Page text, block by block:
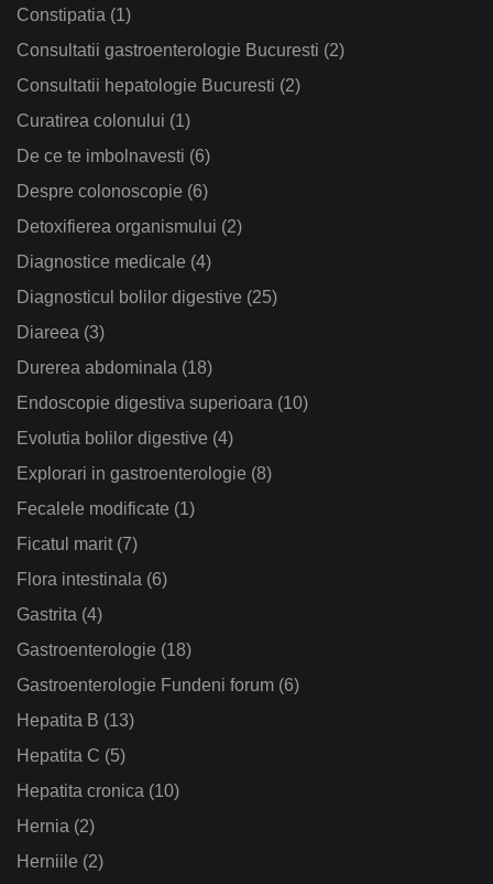
Constipatia (1)
Consultatii gastroenterologie Bucuresti (2)
Consultatii hepatologie Bucuresti (2)
Curatirea colonului (1)
De ce te imbolnavesti (6)
Despre colonoscopie (6)
Detoxifierea organismului (2)
Diagnostice medicale (4)
Diagnosticul bolilor digestive (25)
Diareea (3)
Durerea abdominala (18)
Endoscopie digestiva superioara (10)
Evolutia bolilor digestive (4)
Explorari in gastroenterologie (8)
Fecalele modificate (1)
Ficatul marit(7)
Flora intestinala (6)
Gastrita (4)
Gastroenterologie (18)
Gastroenterologie Fundeni forum (6)
Hepatita B (13)
Hepatita C (5)
Hepatita cronica (10)
Hernia (2)
Herniile (2)